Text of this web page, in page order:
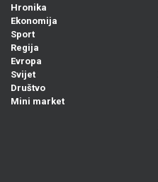
Hronika
Ekonomija
Sport
Regija
Evropa
Svijet
Društvo
Mini market